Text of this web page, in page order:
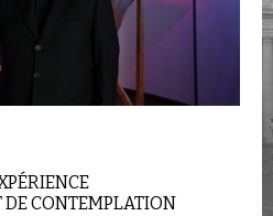
DE CONTEMPLATION